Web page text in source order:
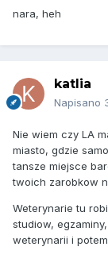
nara, heh
katlia
Napisano
Nie wiem czy LA
miasto, gdzie
tansze miejsce
twoich zarobkow
Weterynarie tu
studiow,
weterynarii i